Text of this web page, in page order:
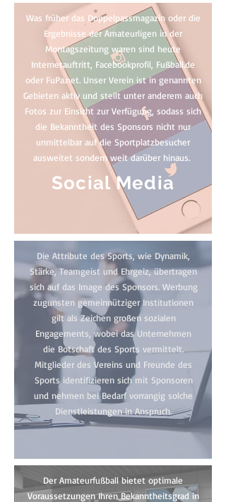
Was früher das Doppelpassmagazin oder die
Ergebnisse der Amateurligen in der
Montagszeitung waren sind heute
Internetauftritt, Facebookprofil, Fußball.de
oder FuPa.net. Unser Verein ist in genannten
Gebieten aktiv und stellt unter anderem auch
Fotos zur Einsicht zur Verfügung, sodass sich
die Bekanntheit des Sponsors nicht nur
unmittelbar auf die Sportplatzbesucher
ausweitet sondern weit darüber hinaus.
Social Media
Die Attribute des Sports, wie Dynamik,
Stärke, Teamgeist und Ehrgeiz, übertragen
sich auf das Image des Sponsors. Werbung
zugunsten gemeinnütziger Institutionen
gilt als Zeichen großen sozialen
Engagements, wobei das Unternehmen
die Botschaft des Sports vermittelt.
Mitglieder des Vereins und Freunde des
Sports identifizieren sich mit Sponsoren
und nehmen bei Bedarf vorrangig solche
Dienstleistungen in Anspruch.
Der Amateurfußball bietet optimale
Voraussetzungen Ihren Bekanntheitsgrad in